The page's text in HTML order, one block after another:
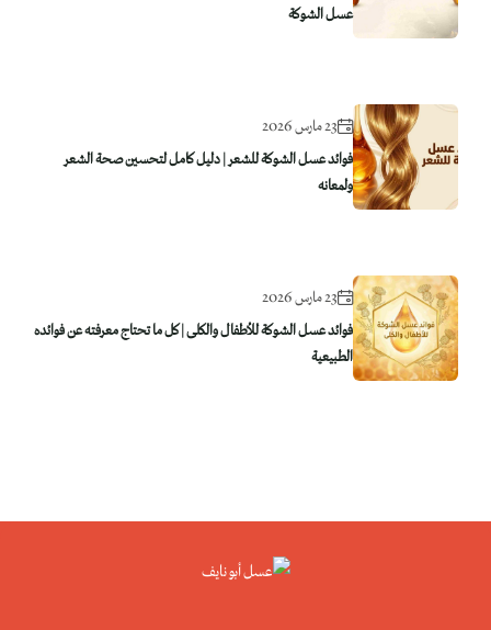
عسل الشوكة
23 مارس 2026
فوائد عسل الشوكة للشعر | دليل كامل لتحسين صحة الشعر
ولمعانه
23 مارس 2026
فوائد عسل الشوكة للأطفال والكلى | كل ما تحتاج معرفته عن فوائده
الطبيعية